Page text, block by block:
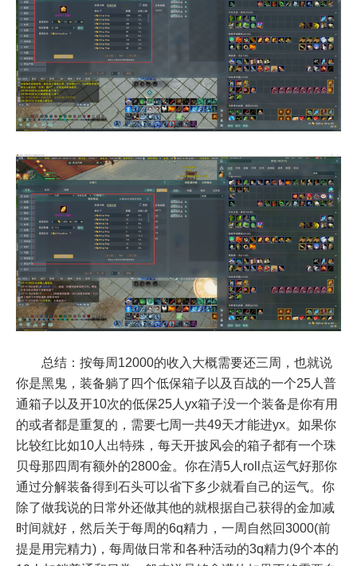
总结：按每周12000的收入大概需要还三周，也就说
你是黑鬼，装备躺了四个低保箱子以及百战的一个25人普
通箱子以及开10次的低保25人yx箱子没一个装备是你有用
的或者都是重复的，需要七周一共49天才能进yx。如果你
比较红比如10人出特殊，每天开披风会的箱子都有一个珠
贝母那四周有额外的2800金。你在清5人roll点运气好那你
通过分解装备得到石头可以省下多少就看自己的运气。你
除了做我说的日常外还做其他的就根据自己获得的金加减
时间就好，然后关于每周的6q精力，一周自然回3000(前
提是用完精力)，每周做日常和各种活动的3q精力(9个本的